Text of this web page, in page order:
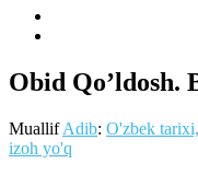
Obid Qo’ldosh.
MuallifAdib: O'zbek
izoh yo'q